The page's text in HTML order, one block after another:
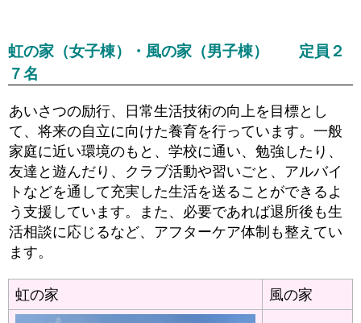
虹の家（女子棟）・風の家（男子棟） 定員２
７名
あいさつの励行、日常生活技術の向上を目標とし
て、将来の自立に向けた養育を行っています。一般
家庭に近い環境のもと、学校に通い、勉強したり、
友達と遊んだり、クラブ活動や習いごと、アルバイ
トなどを通して充実した生活を送ることができるよ
う支援しています。また、必要であれば退所後も生
活相談に応じるなど、アフターケア体制も整えてい
ます。
虹の家 風の家